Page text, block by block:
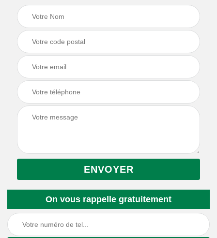
On vous rappelle gratuitement